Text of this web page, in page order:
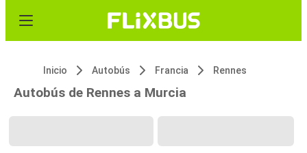
Inicio Autobús Francia Rennes
Autobús de Rennes a Murcia